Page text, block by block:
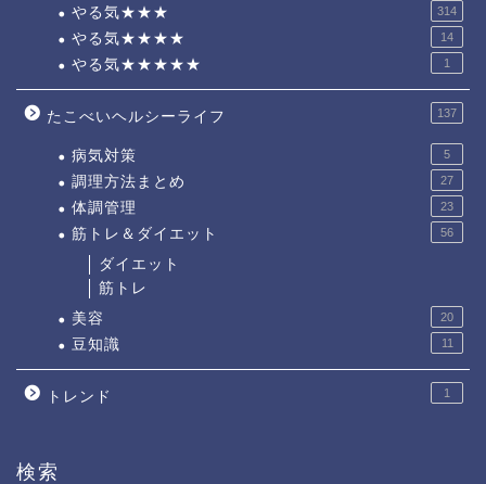
やる気★★★ 314
やる気★★★★ 14
やる気★★★★★ 1
たこべいヘルシーライフ 137
病気対策 5
調理方法まとめ 27
体調管理 23
筋トレ＆ダイエット 56
ダイエット
筋トレ
美容
20
豆知識 11
トレンド 1
検索